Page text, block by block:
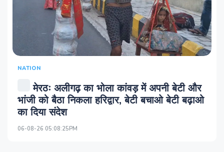
NATION
मेरठः अलीगढ़ का भोला कांवड़ में अपनी बेटी और
भांजी को बैठा निकला हरिद्वार, बेटी बचाओ बेटी बढ़ाओ
का दिया संदेश
06-08-26 05:08:25PM